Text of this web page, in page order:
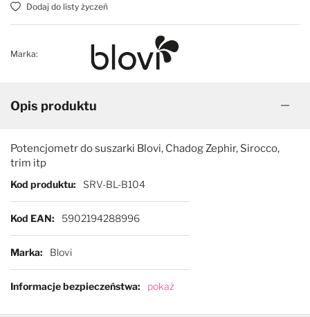
Dodaj do listy życzeń
Marka:
Opis produktu
Potencjometr do suszarki Blovi, Chadog Zephir, Sirocco,
trim itp
Więcej informacji
Kod produktu SRV-BL-B104
Kod EAN 5902194288996
Marka Blovi
Informacje bezpieczeństwa pokaż